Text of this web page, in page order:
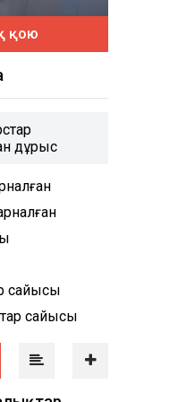
қою
дұрыс
сайысы
сайысы